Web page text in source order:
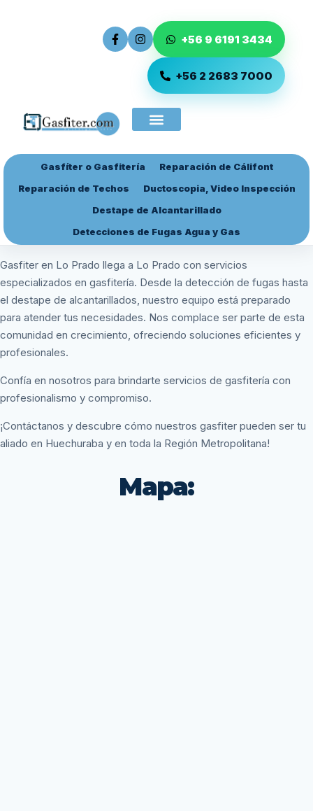
+56 9 6191 3434
+56 2 2683 7000
Gasfíter o Gasfitería
Reparación de Cálifont
Reparación de Techos
Ductoscopia, Video Inspección
Destape de Alcantarillado
Detecciones de Fugas Agua y Gas
Gasfiter en Lo Prado llega a Lo Prado con servicios
especializados en gasfitería. Desde la detección de fugas hasta
el destape de alcantarillados, nuestro equipo está preparado
para atender tus necesidades. Nos complace ser parte de esta
comunidad en crecimiento, ofreciendo soluciones eficientes y
profesionales.
Confía en nosotros para brindarte servicios de gasfitería con
profesionalismo y compromiso.
¡Contáctanos y descubre cómo nuestros gasfiter pueden ser tu
aliado en Huechuraba y en toda la Región Metropolitana!
Mapa: